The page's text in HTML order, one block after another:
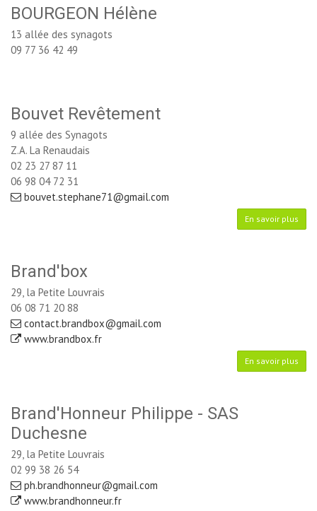
BOURGEON Hélène
13 allée des synagots
09 77 36 42 49
Bouvet Revêtement
9 allée des Synagots
Z.A. La Renaudais
02 23 27 87 11
06 98 04 72 31
bouvet.stephane71@gmail.com
En savoir plus
Brand'box
29, la Petite Louvrais
06 08 71 20 88
contact.brandbox@gmail.com
www.brandbox.fr
En savoir plus
Brand'Honneur Philippe - SAS
Duchesne
29, la Petite Louvrais
02 99 38 26 54
ph.brandhonneur@gmail.com
www.brandhonneur.fr